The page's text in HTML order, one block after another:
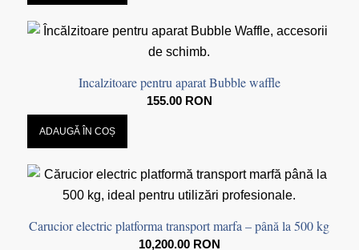
Incalzitoare pentru aparat Bubble waffle
155.00 RON
ADAUGĂ ÎN COȘ
Carucior electric platforma transport marfa – până la 500 kg
10,200.00 RON